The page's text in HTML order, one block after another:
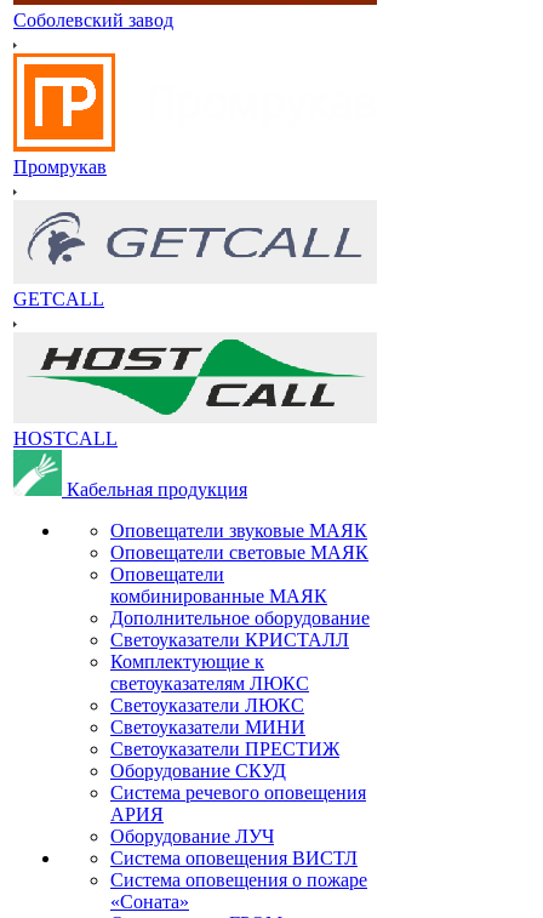
Соболевский завод
Промрукав
GETCALL
HOSTCALL
Кабельная продукция
Оповещатели звуковые МАЯК
Оповещатели световые МАЯК
Оповещатели
комбинированные МАЯК
Дополнительное оборудование
Светоуказатели КРИСТАЛЛ
Комплектующие к
светоуказателям ЛЮКС
Светоуказатели ЛЮКС
Светоуказатели МИНИ
Светоуказатели ПРЕСТИЖ
Оборудование СКУД
Система речевого оповещения
АРИЯ
Оборудование ЛУЧ
Система оповещения ВИСТЛ
Система оповещения о пожаре
«Соната»